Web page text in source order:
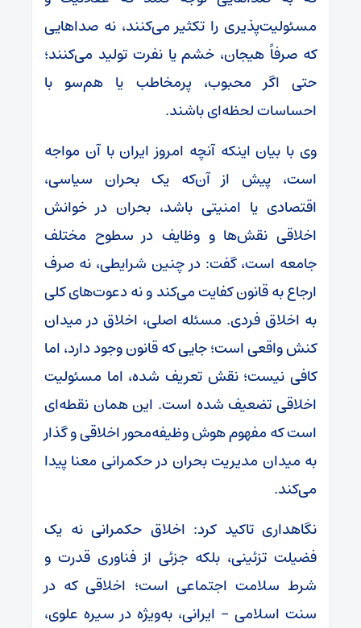
مسئولیت‌پذیری را تکثیر می‌کنند، نه صداهایی
که صرفاً هیجان، خشم یا نفرت تولید می‌کنند؛
حتی اگر محبوب، پرمخاطب یا هم‌سو با
احساسات لحظه‌ای باشند.
وی با بیان اینکه آنچه امروز ایران با آن مواجه
است، پیش از آن‌که یک بحران سیاسی،
اقتصادی یا امنیتی باشد، بحران در خوانش
اخلاقی نقش‌ها و وظایف در سطوح مختلف
جامعه است، گفت: در چنین شرایطی، نه صرف
ارجاع به قانون کفایت می‌کند و نه دعوت‌های کلی
به اخلاق فردی. مسئله اصلی، اخلاق در میدان
کنش واقعی است؛ جایی که قانون وجود دارد، اما
کافی نیست؛ نقش تعریف شده، اما مسئولیت
اخلاقی تضعیف شده است. این همان نقطه‌ای
است که مفهوم هوش وظیفه‌محور اخلاقی و گذار
به میدان مدیریت بحران در حکمرانی معنا پیدا
می‌کند.
نگاهداری تاکید کرد: اخلاق حکمرانی نه یک
فضیلت تزئینی، بلکه جزئی از فناوری قدرت و
شرط سلامت اجتماعی است؛ اخلاقی که در
سنت اسلامی – ایرانی، به‌ویژه در سیره علوی،